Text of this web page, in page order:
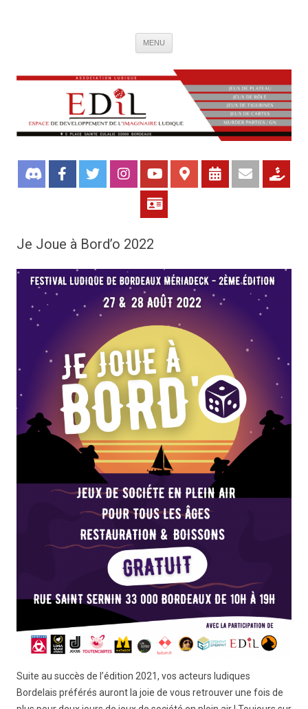
bordelaise
MENU
Je Joue à Bord’o 2022
Suite au succès de l’édition 2021, vos acteurs ludiques
Bordelais préférés auront la joie de vous retrouver une fois de